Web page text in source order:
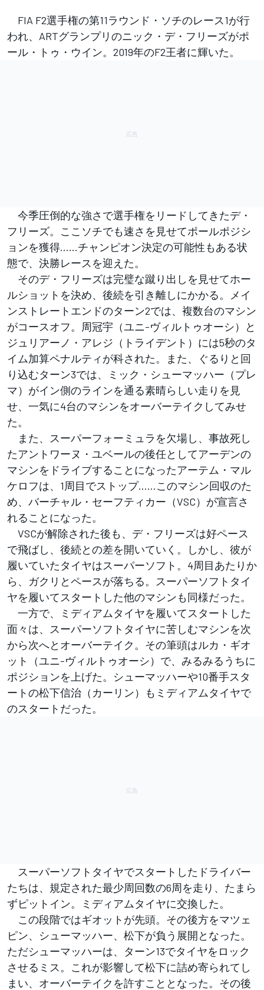
FIA F2選手権の第11ラウンド・ソチのレース1が行
われ、ARTグランプリのニック・デ・フリーズがポ
ール・トゥ・ウイン。2019年のF2王者に輝いた。
今季圧倒的な強さで選手権をリードしてきたデ・
フリーズ。ここソチでも速さを見せてポールポジシ
ョンを獲得……チャンピオン決定の可能性もある状
態で、決勝レースを迎えた。
そのデ・フリーズは完璧な蹴り出しを見せてホー
ルショットを決め、後続を引き離しにかかる。メイ
ンストレートエンドのターン2では、複数台のマシン
がコースオフ。周冠宇（ユニ-ヴィルトゥオーシ）と
ジュリアーノ・アレジ（トライデント）には5秒のタ
イム加算ペナルティが科された。また、ぐるりと回
り込むターン3では、ミック・シューマッハー（プレ
マ）がイン側のラインを通る素晴らしい走りを見
せ、一気に4台のマシンをオーバーテイクしてみせ
た。
また、スーパーフォーミュラを欠場し、事故死し
たアントワーヌ・ユベールの後任としてアーデンの
マシンをドライブすることになったアーテム・マル
ケロフは、1周目でストップ……このマシン回収のた
め、バーチャル・セーフティカー（VSC）が宣言さ
れることになった。
VSCが解除された後も、デ・フリーズは好ペース
で飛ばし、後続との差を開いていく。しかし、彼が
履いていたタイヤはスーパーソフト。4周目あたりか
ら、ガクリとペースが落ちる。スーパーソフトタイ
ヤを履いてスタートした他のマシンも同様だった。
一方で、ミディアムタイヤを履いてスタートした
面々は、スーパーソフトタイヤに苦しむマシンを次
から次へとオーバーテイク。その筆頭はルカ・ギオ
ット（ユニ-ヴィルトゥオーシ）で、みるみるうちに
ポジションを上げた。シューマッハーや10番手スタ
ートの松下信治（カーリン）もミディアムタイヤで
のスタートだった。
スーパーソフトタイヤでスタートしたドライバー
たちは、規定された最少周回数の6周を走り、たまら
ずピットイン。ミディアムタイヤに交換した。
この段階ではギオットが先頭。その後方をマツェ
ピン、シューマッハー、松下が負う展開となった。
ただシューマッハーは、ターン13でタイヤをロック
させるミス。これが影響して松下に詰め寄られてし
まい、オーバーテイクを許すこととなった。その後